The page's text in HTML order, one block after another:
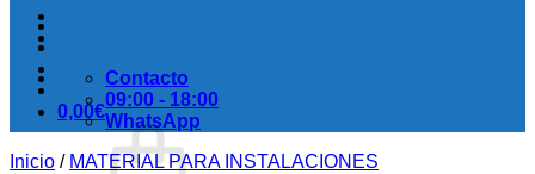
0,00€
Contacto
09:00 - 18:00
WhatsApp
Inicio / MATERIAL PARA INSTALACIONES